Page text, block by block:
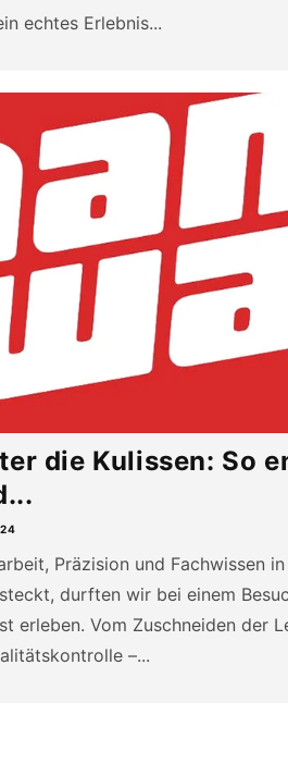
echtes Erlebnis...
die Kulissen: So
Präzision und Fachwissen in
durften wir bei einem
erleben. Vom Zuschneiden der
–...